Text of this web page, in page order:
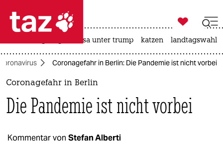
 taz zahl ich
taz zahl ich
themen
politik
öko

taz zahl ich
usa unter trump katzen landtagswahl
Coronagefahr in Berlin: Die Pandemie ist nicht vorbei
Coronagefahr in Berlin
Die Pandemie ist nicht vorbei
Kommentar von Stefan Alberti